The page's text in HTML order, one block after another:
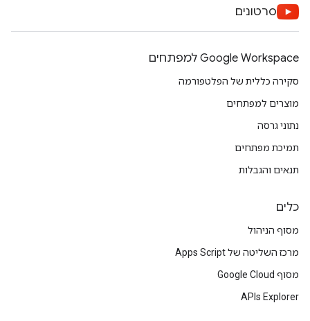
סרטונים
Google Workspace למפתחים
סקירה כללית של הפלטפורמה
מוצרים למפתחים
נתוני גרסה
תמיכת מפתחים
תנאים והגבלות
כלים
מסוף הניהול
מרכז השליטה של Apps Script
מסוף Google Cloud
APIs Explorer